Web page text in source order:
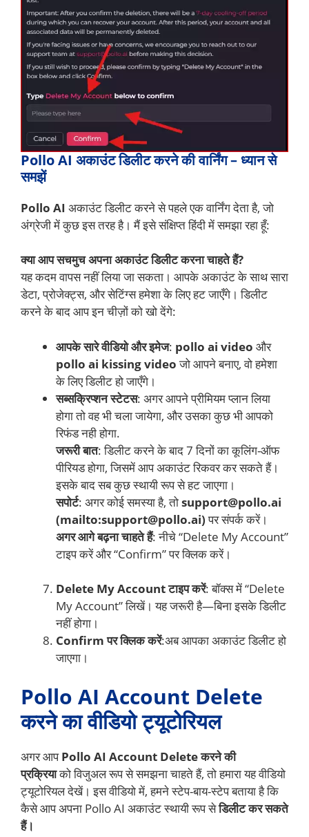
Pollo AI अकाउंटडिलीट करने की वार्निंग – ध्यान से
समझें
Pollo AI अकाउंट डिलीट करने से पहले एक वार्निंग देता है, जो
अंग्रेजी में कुछ इस तरह है। मैं इसे संक्षिप्त हिंदी में समझा रहा हूँ:
क्या आप सचमुच अपना अकाउंट डिलीट करना चाहते हैं?
यह कदम वापस नहीं लिया जा सकता। आपके अकाउंट के साथ सारा
डेटा, प्रोजेक्ट्स, और सेटिंग्स हमेशा के लिए हट जाएँगे। डिलीट
करने के बाद आप इन चीज़ों को खो देंगे:
आपके सारे वीडियो और इमेज: pollo ai video और
pollo ai kissing videoजो आपने बनाए, वो हमेशा
के लिए डिलीट हो जाएँगे।
सब्सक्रिप्शन स्टेटस: अगर आपने प्रीमियम प्लान लिया
होगा तो वह भी चला जायेगा, और उसका कुछ भी आपको
रिफंड नही होगा.
जरूरी बात: डिलीट करने के बाद 7 दिनों का कूलिंग-ऑफ
पीरियड होगा, जिसमें आप अकाउंट रिकवर कर सकते हैं।
इसके बाद सब कुछ स्थायी रूप से हट जाएगा।
सपोर्ट: अगर कोई समस्या है, तोsupport@pollo.ai
(mailto:support@pollo.ai)पर संपर्क करें।
अगर आगे बढ़ना चाहते हैं: नीचे “Delete My Account”
टाइप करें और “Confirm” पर क्लिक करें।
Delete My Account टाइप करें: बॉक्स में “Delete
My Account” लिखें। यह जरूरी है—बिना इसके डिलीट
नहीं होगा।
Confirm पर क्लिक करें:अब आपका अकाउंट डिलीट हो
जाएगा।
Pollo AI Account Delete
करने का वीडियो ट्यूटोरियल
अगर आपPollo AI Account Delete करने की
प्रक्रियाको विजुअल रूप से समझना चाहते हैं, तो हमारा यह वीडियो
ट्यूटोरियल देखें। इस वीडियो में, हमने स्टेप-बाय-स्टेप बताया है कि
कैसे आप अपना Pollo AI अकाउंट स्थायी रूप सेडिलीट कर सकते
हैं।